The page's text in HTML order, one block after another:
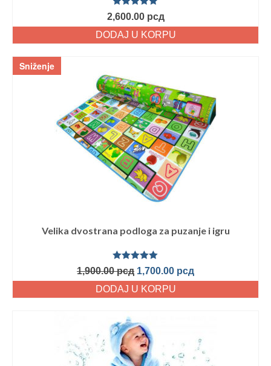
Ocenjeno
sa5.00 od
5
2,600.00 рсд
DODAJ U KORPU
Sniženje
Velika dvostrana podloga za puzanje i igru
Ocenjeno
sa5.00od
5
1,900.00рсд 1,700.00 рсд
DODAJ U KORPU